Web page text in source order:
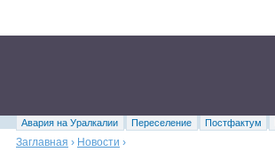
Авария на Уралкалии Переселение Постфактум
Заглавная › Новости ›